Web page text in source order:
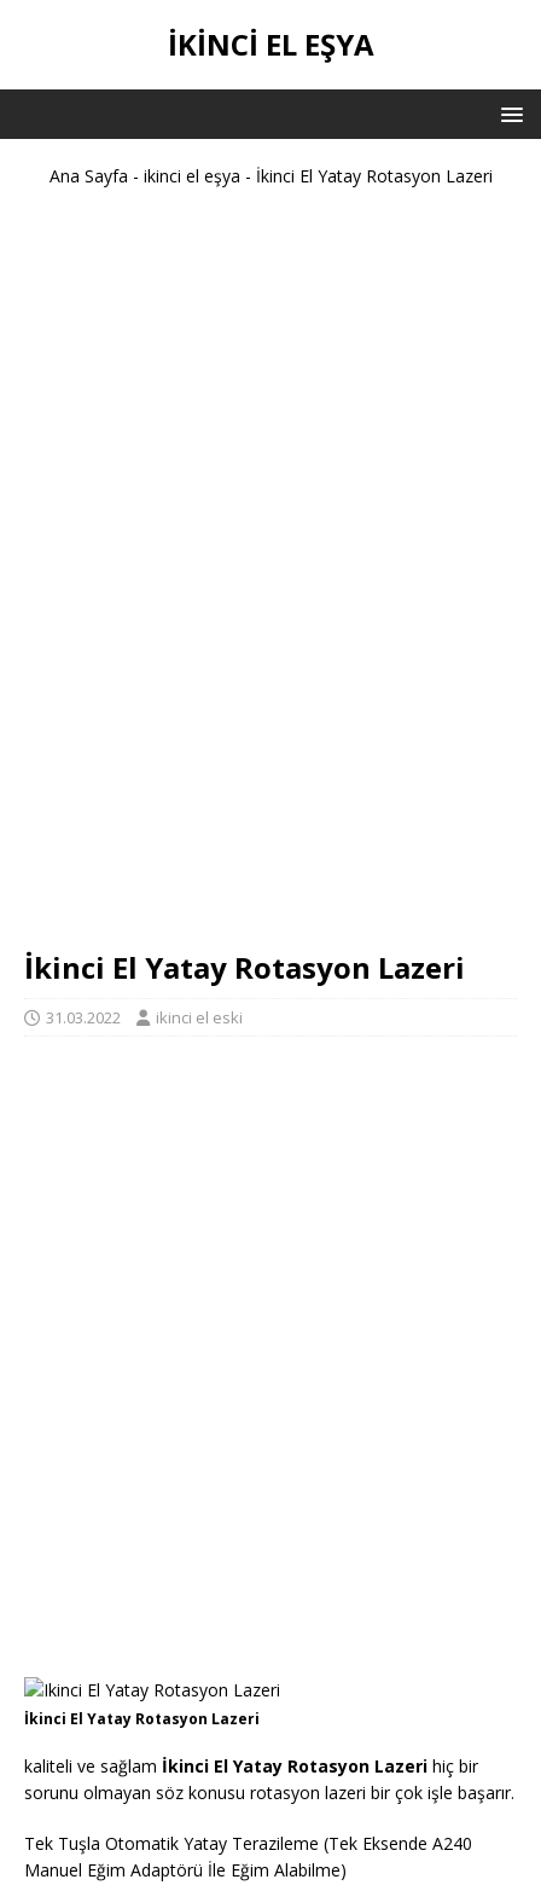
IKINCI EL EŞYA
Ana Sayfa - ikinci el eşya - İkinci El Yatay Rotasyon Lazeri
İkinci El Yatay Rotasyon Lazeri
31.03.2022 ikinci el eski
İkinci El Yatay Rotasyon Lazeri
kaliteli ve sağlam İkinci El Yatay Rotasyon Lazeri hiç bir
sorunu olmayan söz konusu rotasyon lazeri bir çok işle başarır.
Tek Tuşla Otomatik Yatay Terazileme (Tek Eksende A240
Manuel Eğim Adaptörü İle Eğim Alabilme)